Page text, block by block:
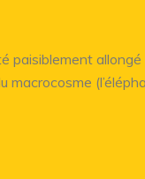
paisiblement
macrocosme